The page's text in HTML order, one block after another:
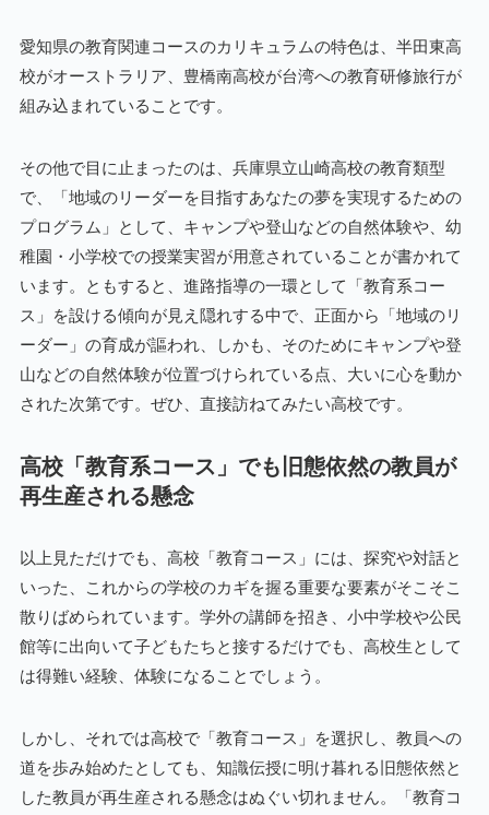
愛知県の教育関連コースのカリキュラムの特色は、半田東高
校がオーストラリア、豊橋南高校が台湾への教育研修旅行が
組み込まれていることです。
その他で目に止まったのは、兵庫県立山崎高校の教育類型
で、「地域のリーダーを目指すあなたの夢を実現するための
プログラム」として、キャンプや登山などの自然体験や、幼
稚園・小学校での授業実習が用意されていることが書かれて
います。ともすると、進路指導の一環として「教育系コー
ス」を設ける傾向が見え隠れする中で、正面から「地域のリ
ーダー」の育成が謳われ、しかも、そのためにキャンプや登
山などの自然体験が位置づけられている点、大いに心を動か
された次第です。ぜひ、直接訪ねてみたい高校です。
高校「教育系コース」でも旧態依然の教員が
再生産される懸念
以上見ただけでも、高校「教育コース」には、探究や対話と
いった、これからの学校のカギを握る重要な要素がそこそこ
散りばめられています。学外の講師を招き、小中学校や公民
館等に出向いて子どもたちと接するだけでも、高校生として
は得難い経験、体験になることでしょう。
しかし、それでは高校で「教育コース」を選択し、教員への
道を歩み始めたとしても、知識伝授に明け暮れる旧態依然と
した教員が再生産される懸念はぬぐい切れません。「教育コ